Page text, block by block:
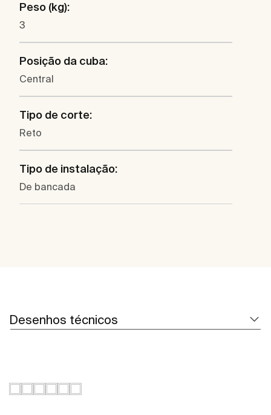
Peso (kg):
3
Posição da cuba:
Central
Tipo de corte:
Reto
Tipo de instalação:
De bancada
Desenhos técnicos